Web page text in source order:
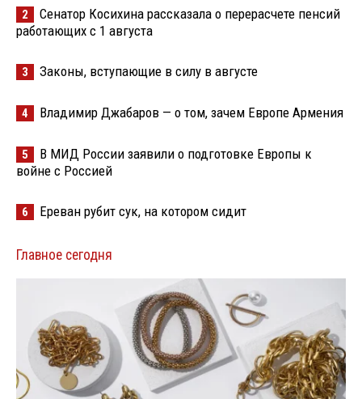
2
Сенатор Косихина рассказала о перерасчете пенсий
работающих с 1 августа
3 Законы, вступающие в силу в августе
4 Владимир Джабаров — о том, зачем Европе Армения
5
В МИД России заявили о подготовке Европы к
войне с Россией
6 Ереван рубит сук, на котором сидит
Главное сегодня